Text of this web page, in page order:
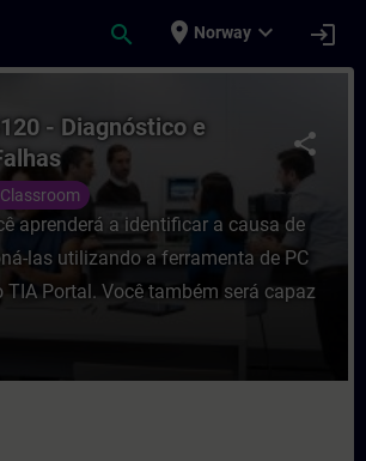
search place Norway expand_more login
S120 - Diagnóstico e
share
- Diagnóstico e
aprenderá a identificar a causa de
las utilizando a ferramenta de PC
TIA Portal. Você também será capaz